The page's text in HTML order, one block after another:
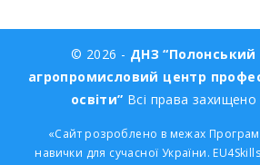
© 2026 - ДНЗ “Полонський
агропромисловий центр
освіти” Всі права захищено
«Сайт розроблено в межах
навички для сучасної України.